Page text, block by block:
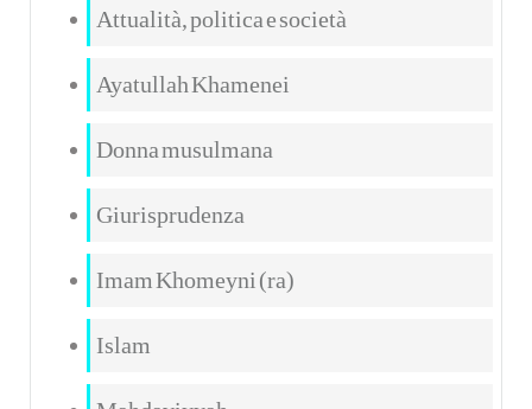
Attualità, politica e società
Ayatullah Khamenei
Donna musulmana
Giurisprudenza
Imam Khomeyni (ra)
Islam